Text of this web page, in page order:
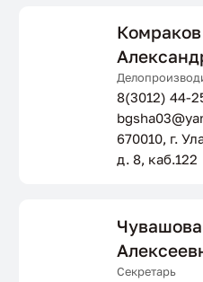
8(3012) 44-
670010, г.
д. 8, каб.122
Секретарь